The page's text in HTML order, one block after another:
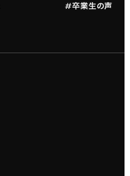
#卒業生の声